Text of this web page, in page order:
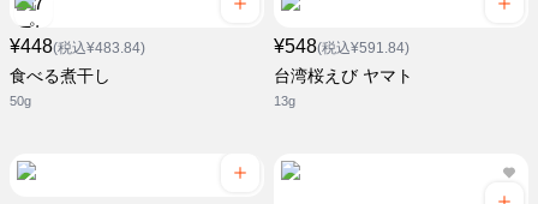
¥448(税込¥483.84)
食べる煮干し
50g
¥548(税込¥591.84)
台湾桜えび ヤマト
13g